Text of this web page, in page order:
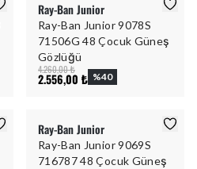
Ray-Ban Junior
Ray-Ban Junior 9078S
71506G 48 Çocuk Güneş
Gözlüğü
4.260,00 ₺
2.556,00 ₺ %40
Ray-Ban Junior
Ray-Ban Junior 9069S
716787 48 Çocuk Güneş